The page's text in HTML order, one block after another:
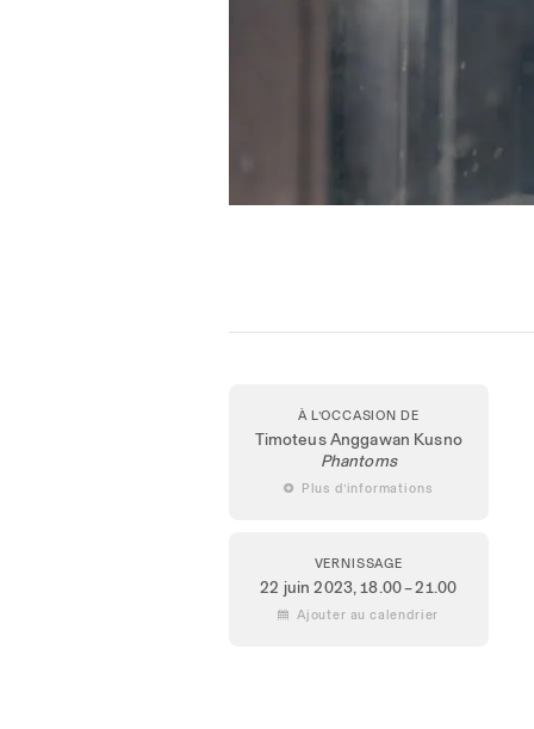
À L’OCCASION DE
Timoteus Anggawan Kusno
Phantoms
 Plus d’informations
VERNISSAGE
22 juin 2023, 18.00 – 21.00
 Ajouter au calendrier